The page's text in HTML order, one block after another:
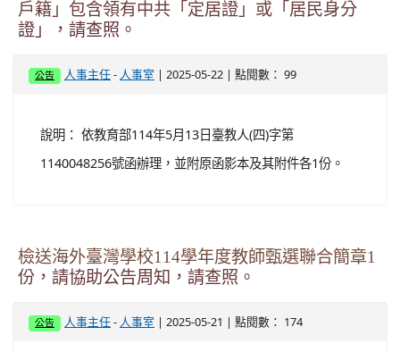
戶籍」包含領有中共「定居證」或「居民身分
證」，請查照。
公告 人事主任 - 人事室 | 2025-05-22 | 點閱數： 99
說明： 依教育部114年5月13日臺教人(四)字第
1140048256號函辦理，並附原函影本及其附件各1份。
檢送海外臺灣學校114學年度教師甄選聯合簡章1
份，請協助公告周知，請查照。
公告 人事主任 - 人事室 | 2025-05-21 | 點閱數： 174